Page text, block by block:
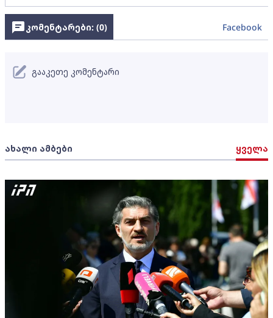
ახალი ამბები ყველა
კომენტარები: (0) Facebook
გააკეთე კომენტარი